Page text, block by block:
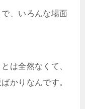
、いろんな場面
は全然なくて、
かりなんです。